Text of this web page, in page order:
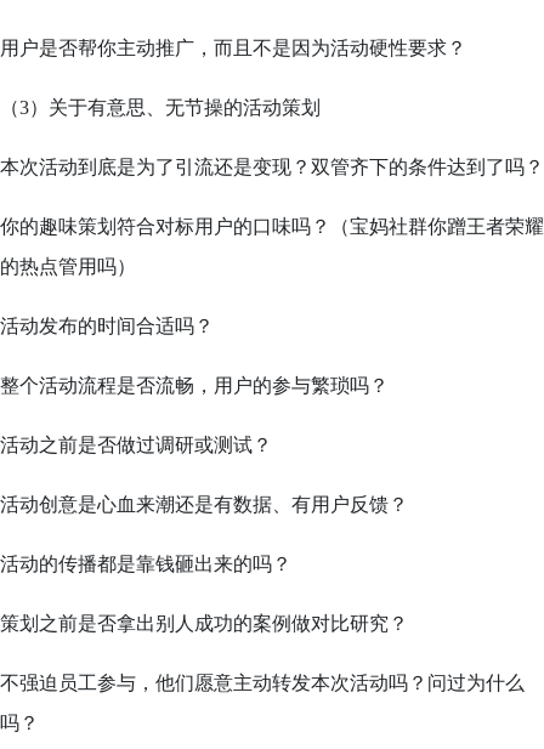
用户是否帮你主动推广，而且不是因为活动硬性要求？
（3）关于有意思、无节操的活动策划
本次活动到底是为了引流还是变现？双管齐下的条件达到了吗？
你的趣味策划符合对标用户的口味吗？（宝妈社群你蹭王者荣耀
的热点管用吗）
活动发布的时间合适吗？
整个活动流程是否流畅，用户的参与繁琐吗？
活动之前是否做过调研或测试？
活动创意是心血来潮还是有数据、有用户反馈？
活动的传播都是靠钱砸出来的吗？
策划之前是否拿出别人成功的案例做对比研究？
不强迫员工参与，他们愿意主动转发本次活动吗？问过为什么
吗？